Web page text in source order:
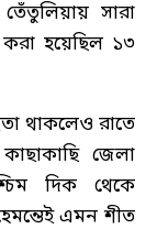
সারা
করা হয়েছিল ১৩
থাকলেও রাতে
জেলা
দিক থেকে
এমন শীত